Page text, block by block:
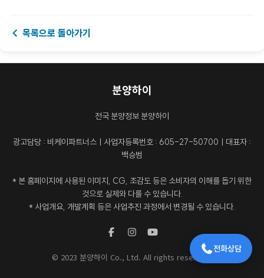
← 목록으로 돌아가기
분양하이
전국 분양정보 분양하이
광고담당 : 비케이파트너스ㅣ사업자등록번호 : 605-27-50700ㅣ대표자 :
백승범
* 본 홈페이지에 사용된 이미지, CG, 조감도 등은 소비자의 이해를 돕기 위한
것으로 실제와 다를 수 있습니다.
* 사업개요, 개발계획 등은 사업추진 과정에서 변경될 수 있습니다.
© 2023 분양하이 Co., Ltd. All rights reserved.
전화상담